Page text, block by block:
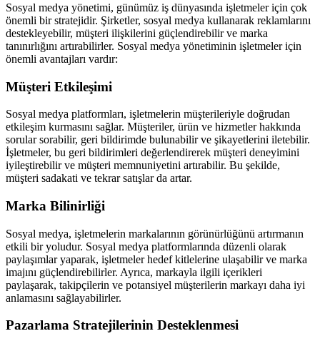
Sosyal medya yönetimi, günümüz iş dünyasında işletmeler için çok
önemli bir stratejidir. Şirketler, sosyal medya kullanarak reklamlarını
destekleyebilir, müşteri ilişkilerini güçlendirebilir ve marka
tanınırlığını artırabilirler. Sosyal medya yönetiminin işletmeler için
önemli avantajları vardır:
Müşteri Etkileşimi
Sosyal medya platformları, işletmelerin müşterileriyle doğrudan
etkileşim kurmasını sağlar. Müşteriler, ürün ve hizmetler hakkında
sorular sorabilir, geri bildirimde bulunabilir ve şikayetlerini iletebilir.
İşletmeler, bu geri bildirimleri değerlendirerek müşteri deneyimini
iyileştirebilir ve müşteri memnuniyetini artırabilir. Bu şekilde,
müşteri sadakati ve tekrar satışlar da artar.
Marka Bilinirliği
Sosyal medya, işletmelerin markalarının görünürlüğünü artırmanın
etkili bir yoludur. Sosyal medya platformlarında düzenli olarak
paylaşımlar yaparak, işletmeler hedef kitlelerine ulaşabilir ve marka
imajını güçlendirebilirler. Ayrıca, markayla ilgili içerikleri
paylaşarak, takipçilerin ve potansiyel müşterilerin markayı daha iyi
anlamasını sağlayabilirler.
Pazarlama Stratejilerinin Desteklenmesi